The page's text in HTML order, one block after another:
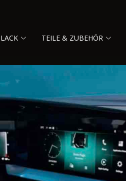
TEILE & ZUBEHÖR